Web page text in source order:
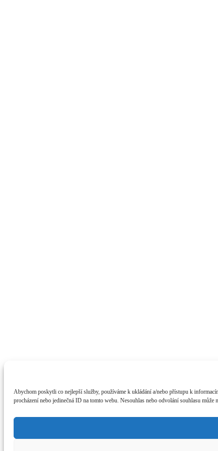
Abychom poskytli co nejlepší služby, používáme k ukládání a/nebo přístupu k
procházení nebo jedinečná ID na tomto webu. Nesouhlas nebo odvolání souhlasu